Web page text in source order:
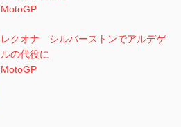
MotoGP
レクオナ シルバーストンでアルデゲ
ルの代役に
MotoGP